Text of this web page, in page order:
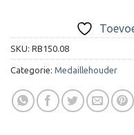
SKU: RB150.08
Categorie: Medaillehouder